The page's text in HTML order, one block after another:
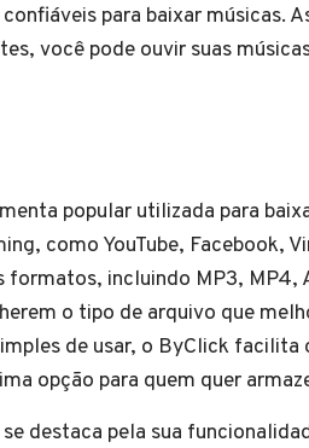
para baixar músicas.
você pode ouvir suas
popular utilizada para
como YouTube, Facebook,
formatos, incluindo MP3, MP4,
o tipo de arquivo que
de usar, o ByClick
opção para quem quer
destaca pela sua